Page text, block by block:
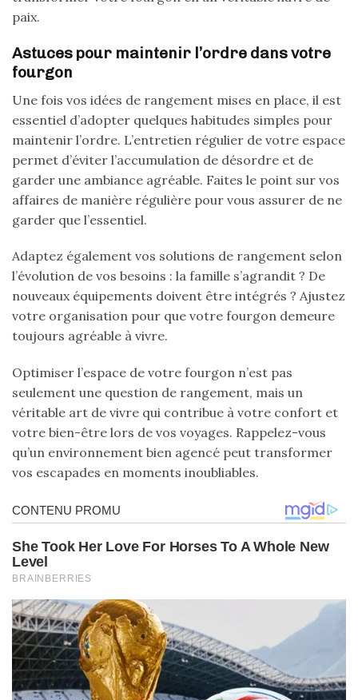
paix.
Astuces pour maintenir l’ordre dans votre
fourgon
Une fois vos idées de rangement mises en place, il est
essentiel d’adopter quelques habitudes simples pour
maintenir l’ordre. L’entretien régulier de votre espace
permet d’éviter l’accumulation de désordre et de
garder une ambiance agréable. Faites le point sur vos
affaires de manière régulière pour vous assurer de ne
garder que l’essentiel.
Adaptez également vos solutions de rangement selon
l’évolution de vos besoins : la famille s’agrandit ? De
nouveaux équipements doivent être intégrés ? Ajustez
votre organisation pour que votre fourgon demeure
toujours agréable à vivre.
Optimiser l’espace de votre fourgon n’est pas
seulement une question de rangement, mais un
véritable art de vivre qui contribue à votre confort et
votre bien-être lors de vos voyages. Rappelez-vous
qu’un environnement bien agencé peut transformer
vos escapades en moments inoubliables.